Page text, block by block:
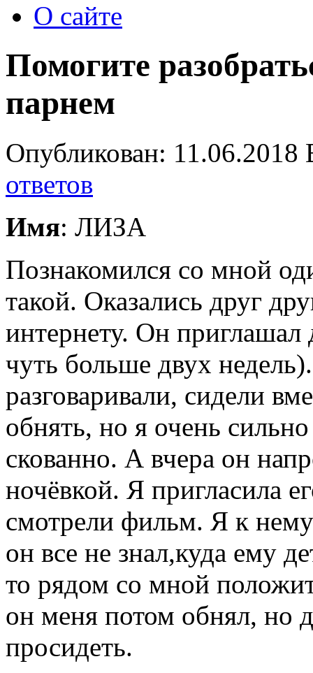
О сайте
Помогите
парнем
Опубликован: 11.06.2018
ответов
Имя: ЛИЗА
Познакомился со мной
такой. Оказались друг
интернету. Он приглашал
чуть больше двух
разговаривали, сидели
обнять, но я очень
скованно. А вчера он
ночёвкой. Я пригласила
смотрели фильм. Я к
он все не знал,куда ему
то рядом со мной
он меня потом обнял, но
просидеть.